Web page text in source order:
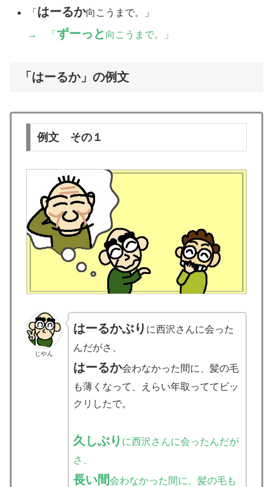
「 はーるか向こうまで。」
→ 「ずーっと 向こうまで。」
「はーるか」の例文
例文 その１
じやん
はーるかぶり に西沢さんに会った
んだがさ、
はーるか会わなかった間に、髪の毛
も薄くなって、えらい年取っててビッ
クリしたで。
久しぶり に西沢さんに会ったんだが
さ、
長い間会わなかった間に、髪の毛も